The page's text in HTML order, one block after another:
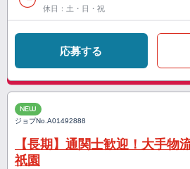
休日：土・日・祝
応募する
NEW
ジョブNo.A01492888
【長期】通関士歓迎！大手物
祇園